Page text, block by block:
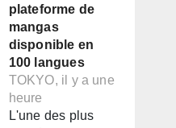
plateforme de
mangas
disponible en
100 langues
TOKYO, il y a une
heure
L'une des plus